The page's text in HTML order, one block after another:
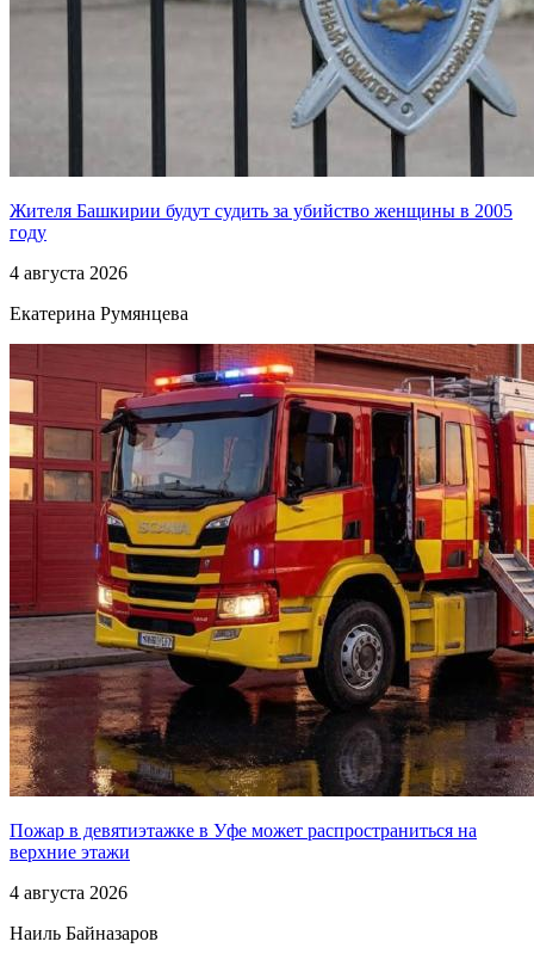
Жителя Башкирии будут судить за убийство женщины в 2005
году
4 августа 2026
Екатерина Румянцева
Пожар в девятиэтажке в Уфе может распространиться на
верхние этажи
4 августа 2026
Наиль Байназаров